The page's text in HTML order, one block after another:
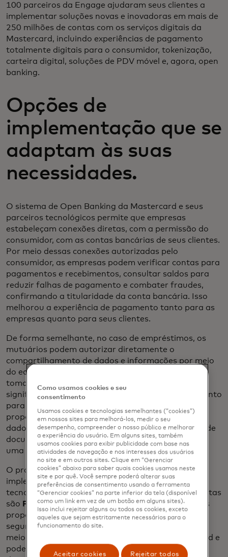
100 parceiros da Engage ajudaram seus clientes a
implementar soluções novas e inovadoras em mais de
250 milhões de contas com os serviços digitais da
Mastercard, incluindo experiências de pagamento
totalmente digitais para o consumidor, tokenização,
carteira digital, soluções de PDV móvel e, agora, open
banking.
Opções de
implementação que se
adaptam às suas
necessidades.
O sistema de Open Banking da Mastercard e seus
parceiros tecnológicos permite que empresas
estabeleçam conexões diretas, com a permissão do
consumidor, com as contas bancárias de seus clientes.
Por meio dessas conexões autorizadas pelo
consumidor, as empresas podem verificar contas para
pagamentos e recebimentos, consultar saldos para
reduzir falhas de pagamento e combater fraudes,
confirmando a titularidade da conta bancária. Isso
melhorou a experiência de pagamento tanto para as
empresas quanto para seus clientes.
De forma semelhante, no caso de empréstimos, os
mutuários podem autorizar diretamente o
compartilhamento de dados e informações por meio
do ecossistema para apoiar seus processos de
tomada de decisão de empréstimo. Isso também
significa uma melhor experiência de empréstimo tanto
para o credor quanto para o devedor, pois
proporciona informações financeiras, conjuntos de
dados mais abrangentes não disponíveis por meio de
documentos em papel, maior inclusão financeira e
uma experiência simplificada.
O programa Engage oferece duas opções de
implementação para parceiros de integração de
tecnologia de open banking. As duas primeiras ofertas
são Partner Linked e Partner Direct. Esses métodos
proporcionam uma implementação integrada e
segura de dados autorizados pelo consumidor por
meio da plataforma de open banking da Mastercard e
podem ser usados em conjunto ou separadamente,
Como usamos cookies e seu
consentimento
Usamos cookies e tecnologias semelhantes (“cookies”)
em nossos sites para melhorá-los, medir o seu
desempenho, compreender o nosso público e melhorar
a experiência do usuário. Em alguns sites, também
usamos cookies para exibir publicidade com base nas
atividades de navegação e nos interesses dos usuários
no site e em outros sites. Clique em “Gerenciar
cookies” abaixo para saber quais cookies usamos neste
site e por quê. Você sempre poderá alterar suas
preferências de consentimento usando a ferramenta
“Gerenciar cookies” na parte inferior da tela (disponível
como um link em vez de um botão em alguns sites).
Isso inclui rejeitar alguns ou todos os cookies, exceto
aqueles que sejam estritamente necessários para o
funcionamento do site.
Aceitar cookies Rejeitar todos